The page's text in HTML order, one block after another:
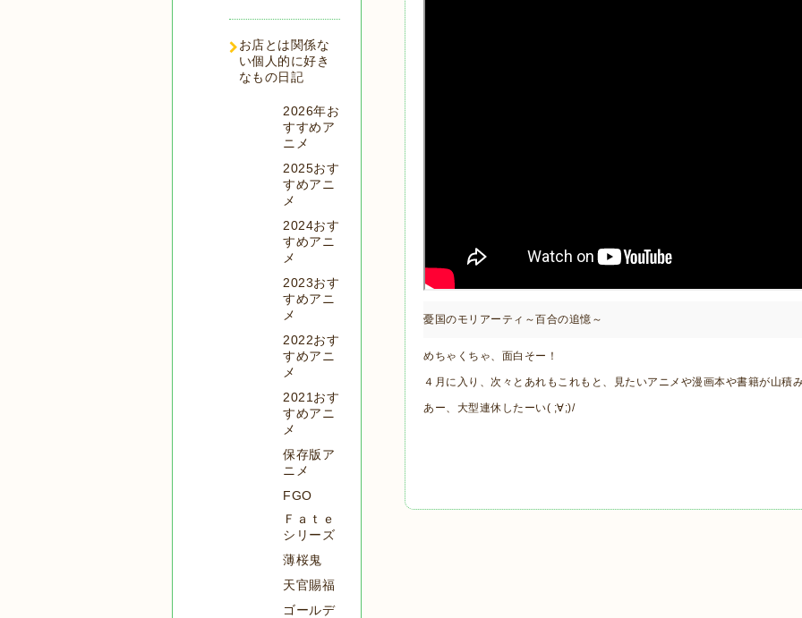
憂国のモリアーティ～百合の追憶～
めちゃくちゃ、面白そー！
４月に入り、次々とあれもこれもと、見たいアニメや漫画本や書籍が山積
あー、大型連休したーい( ;∀;)/
お店とは関係な
い個人的に好き
なもの日記
2026年お
すすめア
ニメ
2025おす
すめアニ
メ
2024おす
すめアニ
メ
2023おす
すめアニ
メ
2022おす
すめアニ
メ
2021おす
すめアニ
メ
保存版ア
ニメ
FGO
Ｆａｔｅ
シリーズ
薄桜鬼
天官賜福
ゴールデ